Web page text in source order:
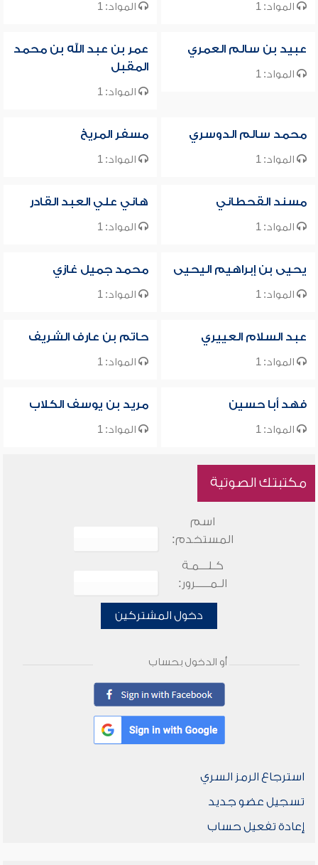
المواد: 1 المواد: 1
عبيد بن سالم العمري
المواد: 1
عمر بن عبد الله بن محمد
المقبل
المواد: 1
محمد سالم الدوسري
المواد: 1
مسفر المريخ
المواد: 1
مسند القحطاني
المواد: 1
هاني علي العبد القادر
المواد: 1
يحيى بن إبراهيم اليحيى
المواد: 1
محمد جميل غازي
المواد: 1
عبد السلام العييري
المواد: 1
حاتم بن عارف الشريف
المواد: 1
فهد أبا حسين
المواد: 1
مريد بن يوسف الكلاب
المواد: 1
مكتبتك الصوتية
اسم
المستخدم:
كـلـــمـة
الـمـــــرور:
دخول المشتركين
أو الدخول بحساب
استرجاع الرمز السري
تسجيل عضو جديد
إعادة تفعيل حساب